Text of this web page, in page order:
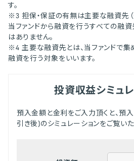
す。
※3 担保・保証の有無は主要な融資先（
当ファンドから融資を行うすべての融
はありません。
※4 主要な融資先とは、当ファンドで集
融資を行う対象をいいます。
投資収益シミュ
預入金額と金利をご入力頂くと、預
引き後)のシミュレーションをご覧いた